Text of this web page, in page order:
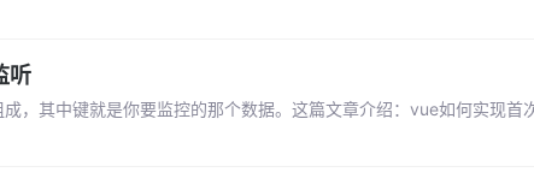
听
，其中键就是你要监控的那个数据。这篇文章介绍：vue如何实现首